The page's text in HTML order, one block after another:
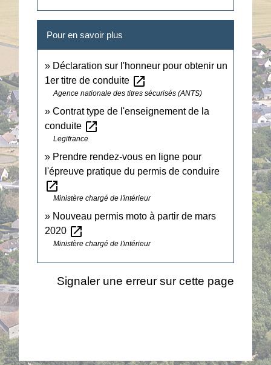
Pour en savoir plus
Déclaration sur l'honneur pour obtenir un
1er titre de conduite open_in_new
Agence nationale des titres sécurisés (ANTS)
Contrat type de l'enseignement de la
conduite open_in_new
Legifrance
Prendre rendez-vous en ligne pour
l'épreuve pratique du permis de conduire
open_in_new
Ministère chargé de l'intérieur
Nouveau permis moto à partir de mars
2020 open_in_new
Ministère chargé de l'intérieur
Signaler une erreur sur cette page